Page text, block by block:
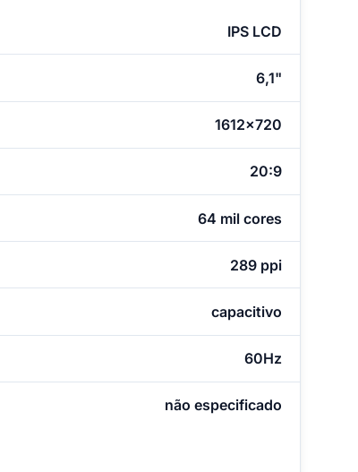
IPS LCD
6,1"
1612x720
20:9
64 mil cores
289 ppi
capacitivo
60Hz
não especificado